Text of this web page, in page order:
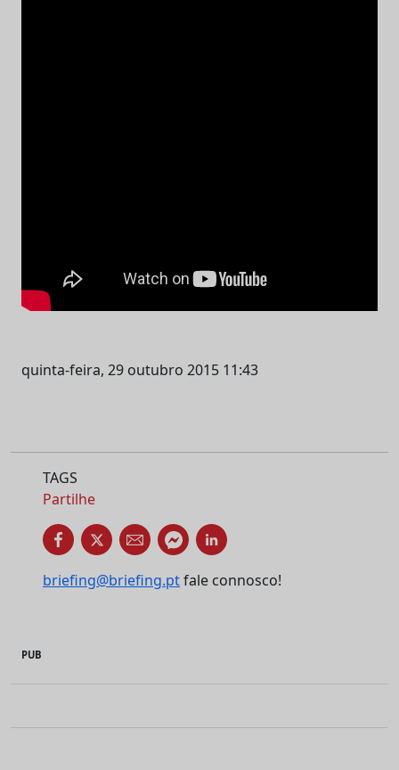
quinta-feira, 29 outubro 2015 11:43
TAGS
Partilhe
briefing@briefing.ptfale connosco!
PUB